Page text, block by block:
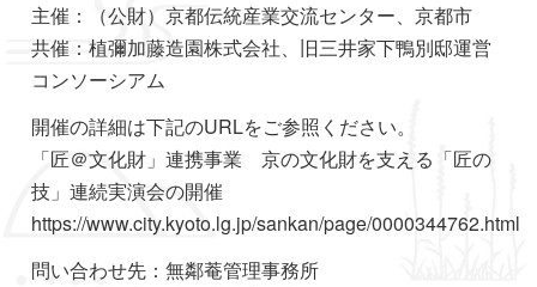
主催：（公財）京都伝統産業交流センター、京都市
共催：植彌加藤造園株式会社、旧三井家下鴨別邸運営
コンソーシアム
開催の詳細は下記のURLをご参照ください。
「匠＠文化財」連携事業 京の文化財を支える「匠の
技」連続実演会の開催
https://www.city.kyoto.lg.jp/sankan/page/0000344762.html
問い合わせ先：無鄰菴管理事務所